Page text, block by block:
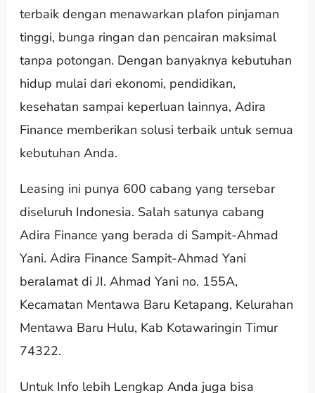
terbaik dengan menawarkan plafon pinjaman
tinggi, bunga ringan dan pencairan maksimal
tanpa potongan. Dengan banyaknya kebutuhan
hidup mulai dari ekonomi, pendidikan,
kesehatan sampai keperluan lainnya, Adira
Finance memberikan solusi terbaik untuk semua
kebutuhan Anda.
Leasing ini punya 600 cabang yang tersebar
diseluruh Indonesia. Salah satunya cabang
Adira Finance yang berada di Sampit-Ahmad
Yani. Adira Finance Sampit-Ahmad Yani
beralamat di JI. Ahmad Yani no. 155A,
Kecamatan Mentawa Baru Ketapang, Kelurahan
Mentawa Baru Hulu, Kab Kotawaringin Timur
74322.
Untuk Info lebih Lengkap Anda juga bisa